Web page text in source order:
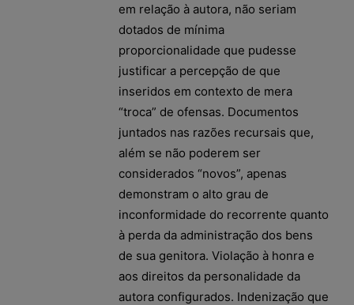
em relação à autora, não seriam
dotados de mínima
proporcionalidade que pudesse
justificar a percepção de que
inseridos em contexto de mera
“troca” de ofensas. Documentos
juntados nas razões recursais que,
além se não poderem ser
considerados “novos”, apenas
demonstram o alto grau de
inconformidade do recorrente quanto
à perda da administração dos bens
de sua genitora. Violação à honra e
aos direitos da personalidade da
autora configurados. Indenização que